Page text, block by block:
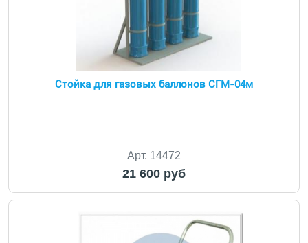
Стойка для газовых баллонов СГМ-04м
Арт. 14472
21 600 руб